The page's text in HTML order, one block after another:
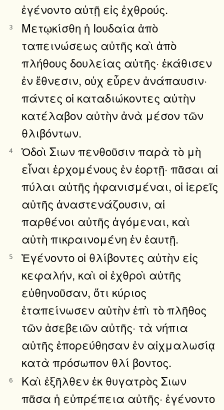
ἐγένοντο αὐτῇ εἰς ἐχθρούς.
3
Μετῳκίσθη ἡ Ιουδαία ἀπὸ
ταπεινώσεως αὐτῆς καὶ ἀπὸ
πλήθους δουλείας αὐτῆς· ἐκάθισεν
ἐν ἔθνεσιν, οὐχ εὗρεν ἀνάπαυσιν·
πάντες οἱ καταδιώκοντες αὐτὴν
κατέλαβον αὐτὴν ἀνὰ μέσον τῶν
θλιβόντων.
4
Ὁδοὶ Σιων πενθοῦσιν παρὰ τὸ μὴ
εἶναι ἐρχομένους ἐν ἑορτῇ· πᾶσαι αἱ
πύλαι αὐτῆς ἠφανισμέναι, οἱ ἱερεῖς
αὐτῆς ἀναστενάζουσιν, αἱ
παρθένοι αὐτῆς ἀγόμεναι, καὶ
αὐτὴ πικραινομένη ἐν ἑαυτῇ.
5
Ἐγένοντο οἱ θλίβοντες αὐτὴν εἰς
κεφαλήν, καὶ οἱ ἐχθροὶ αὐτῆς
εὐθηνοῦσαν, ὅτι κύριος
ἐταπείνωσεν αὐτὴν ἐπὶ τὸ πλῆθος
τῶν ἀσεβειῶν αὐτῆς· τὰ νήπια
αὐτῆς ἐπορεύθησαν ἐν αἰχμαλωσίᾳ
κατὰ πρόσωπον θλί βοντος.
6
Καὶ ἐξῆλθεν ἐκ θυγατρὸς Σιων
πᾶσα ἡ εὐπρέπεια αὐτῆς· ἐγένοντο